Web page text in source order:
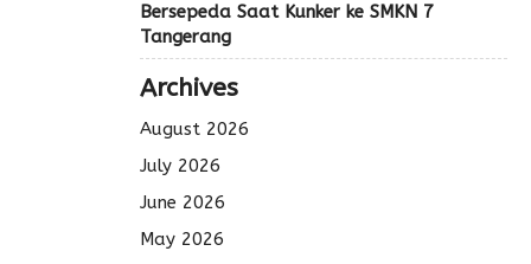
Bersepeda Saat Kunker ke SMKN 7
Tangerang
Archives
August 2026
July 2026
June 2026
May 2026